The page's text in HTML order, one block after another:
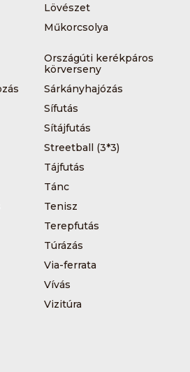
Lövészet
Műkorcsolya
Országúti kerékpáros
körverseny
Sárkányhajózás
Sífutás
Sítájfutás
Streetball (3*3)
Tájfutás
Tánc
Tenisz
Terepfutás
Túrázás
Via-ferrata
Vívás
Vizitúra